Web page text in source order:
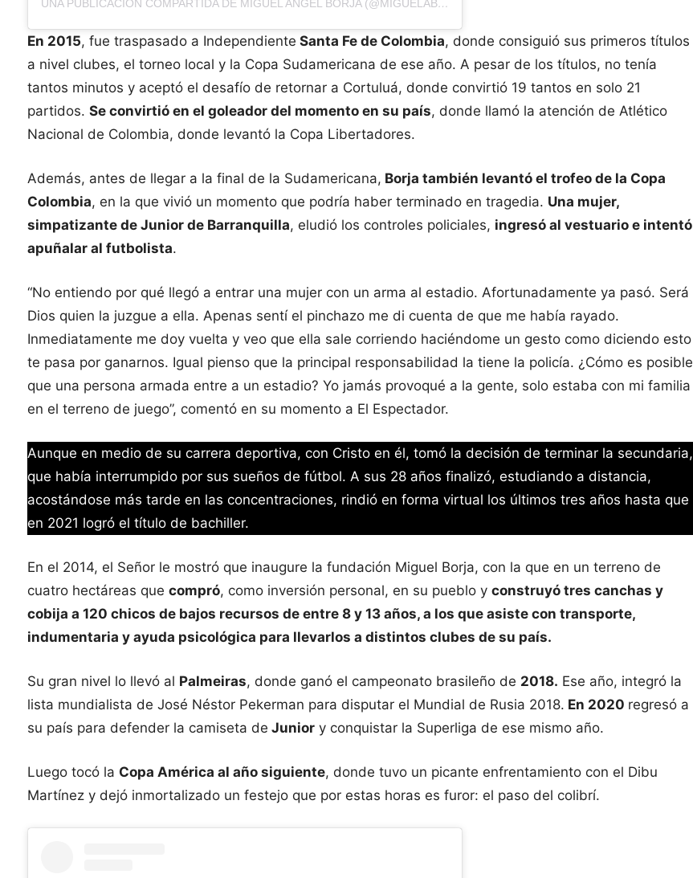
UNA PUBLICACIÓN COMPARTIDA DE MIGUEL ANGEL BORJA (@MIGUELABORJA23)
En 2015, fue traspasado a Independiente Santa Fe de Colombia, donde consiguió sus primeros títulos
a nivel clubes, el torneo local y la Copa Sudamericana de ese año. A pesar de los títulos, no tenía
tantos minutos y aceptó el desafío de retornar a Cortuluá, donde convirtió 19 tantos en solo 21
partidos. Se convirtió en el goleador del momento en su país, donde llamó la atención de Atlético
Nacional de Colombia, donde levantó la Copa Libertadores.
Además, antes de llegar a la final de la Sudamericana, Borja también levantó el trofeo de la Copa
Colombia, en la que vivió un momento que podría haber terminado en tragedia. Una mujer,
simpatizante de Junior de Barranquilla, eludió los controles policiales, ingresó al vestuario e intentó
apuñalar al futbolista.
“No entiendo por qué llegó a entrar una mujer con un arma al estadio. Afortunadamente ya pasó. Será
Dios quien la juzgue a ella. Apenas sentí el pinchazo me di cuenta de que me había rayado.
Inmediatamente me doy vuelta y veo que ella sale corriendo haciéndome un gesto como diciendo esto
te pasa por ganarnos. Igual pienso que la principal responsabilidad la tiene la policía. ¿Cómo es posible
que una persona armada entre a un estadio? Yo jamás provoqué a la gente, solo estaba con mi familia
en el terreno de juego”, comentó en su momento a El Espectador.
Aunque en medio de su carrera deportiva, con Cristo en él, tomó la decisión de terminar la secundaria,
que había interrumpido por sus sueños de fútbol. A sus 28 años finalizó, estudiando a distancia,
acostándose más tarde en las concentraciones, rindió en forma virtual los últimos tres años hasta que
en 2021 logró el título de bachiller.
En el 2014, el Señor le mostró que inaugure la fundación Miguel Borja, con la que en un terreno de
cuatro hectáreas que compró, como inversión personal, en su pueblo y construyó tres canchas y
cobija a 120 chicos de bajos recursos de entre 8 y 13 años, a los que asiste con transporte,
indumentaria y ayuda psicológica para llevarlos a distintos clubes de su país.
Su gran nivel lo llevó al Palmeiras, donde ganó el campeonato brasileño de 2018. Ese año, integró la
lista mundialista de José Néstor Pekerman para disputar el Mundial de Rusia 2018. En 2020 regresó a
su país para defender la camiseta de Juniory conquistar la Superliga de ese mismo año.
Luego tocó la Copa América al año siguiente, donde tuvo un picante enfrentamiento con el Dibu
Martínez y dejó inmortalizado un festejo que por estas horas es furor: el paso del colibrí.